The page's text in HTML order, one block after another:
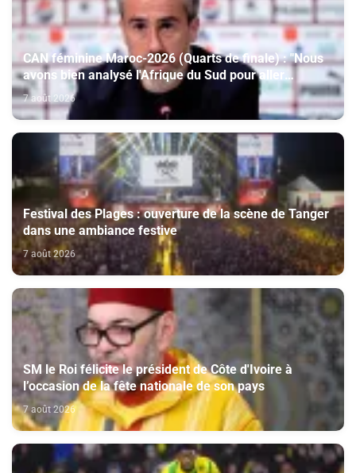
CAN féminine Maroc-2026 (Quarts de finale) : "Nous
avons bien analysé l'Afrique du Sud pour aller
chercher la victoire" (Jorge Vilda)
7 août 2026
Festival des Plages : ouverture de la scène de Tanger
dans une ambiance festive
7 août 2026
SM le Roi félicite le président de Côte d'Ivoire à
l’occasion de la fête nationale de son pays
7 août 2026